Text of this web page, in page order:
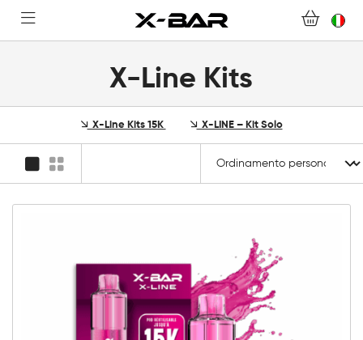
X-Line Kits
X-Line Kits 15K X-LINE – Kit Solo